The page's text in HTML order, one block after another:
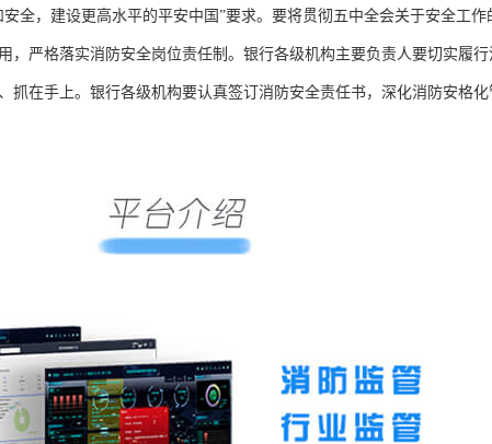
全，建设更高水平的平安中国”要求。要将贯彻五中全会关于安全工
，严格落实消防安全岗位责任制。银行各级机构主要负责人要切实履
抓在手上。银行各级机构要认真签订消防安全责任书，深化消防安格